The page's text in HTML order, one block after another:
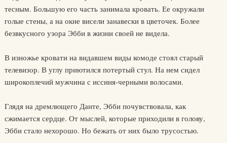
тесным. Большую его часть занимала кровать. Ее окружали
голые стены, а на окне висели занавески в цветочек. Более
безвкусного узора Эбби в жизни своей не видела.
В изножье кровати на видавшем виды комоде стоял старый
телевизор. В углу приютился потертый стул. На нем сидел
широкоплечий мужчина с иссиня-черными волосами.
Глядя на дремлющего Данте, Эбби почувствовала, как
сжимается сердце. От мыслей, которые приходили в голову,
Эбби стало нехорошо. Но бежать от них было трусостью.